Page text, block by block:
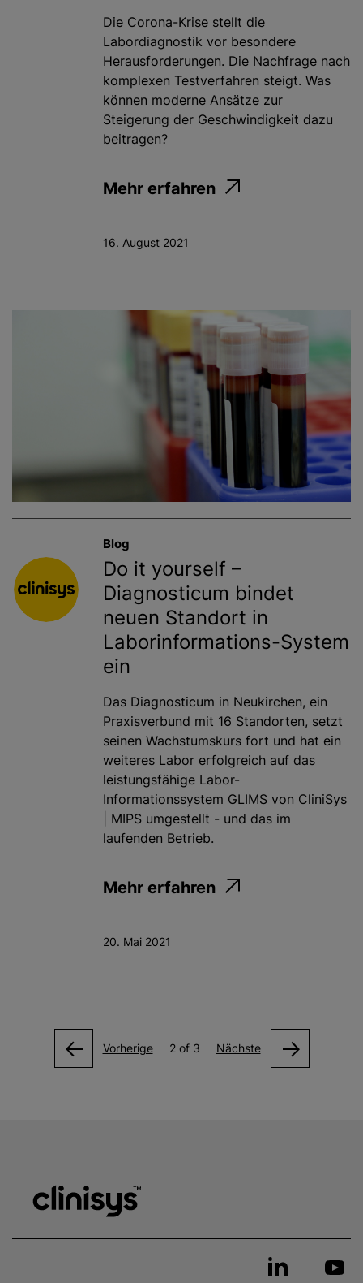
Die Corona-Krise stellt die
Labordiagnostik vor besondere
Herausforderungen. Die Nachfrage nach
komplexen Testverfahren steigt. Was
können moderne Ansätze zur
Steigerung der Geschwindigkeit dazu
beitragen?
Mehr erfahren
16. August 2021
Blog
Do it yourself –
Diagnosticum bindet
neuen Standort in
Laborinformations-System
ein
Das Diagnosticum in Neukirchen, ein
Praxisverbund mit 16 Standorten, setzt
seinen Wachstumskurs fort und hat ein
weiteres Labor erfolgreich auf das
leistungsfähige Labor-
Informationssystem GLIMS von CliniSys
| MIPS umgestellt - und das im
laufenden Betrieb.
Mehr erfahren
20. Mai 2021
Vorherige 2 of 3 Nächste